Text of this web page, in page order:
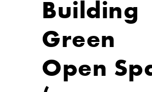
Building
Green
Open